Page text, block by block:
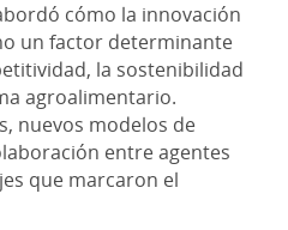
cómo la innovación
un factor determinante
la sostenibilidad
agroalimentario.
nuevos modelos de
entre agentes
que marcaron el